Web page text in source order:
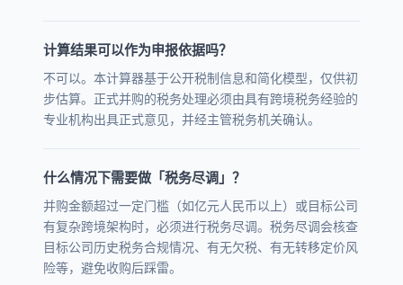
计算结果可以作为申报依据吗？
不可以。本计算器基于公开税制信息和简化模型，仅供初
步估算。正式并购的税务处理必须由具有跨境税务经验的
专业机构出具正式意见，并经主管税务机关确认。
什么情况下需要做「税务尽调」？
并购金额超过一定门槛（如亿元人民币以上）或目标公司
有复杂跨境架构时，必须进行税务尽调。税务尽调会核查
目标公司历史税务合规情况、有无欠税、有无转移定价风
险等，避免收购后踩雷。